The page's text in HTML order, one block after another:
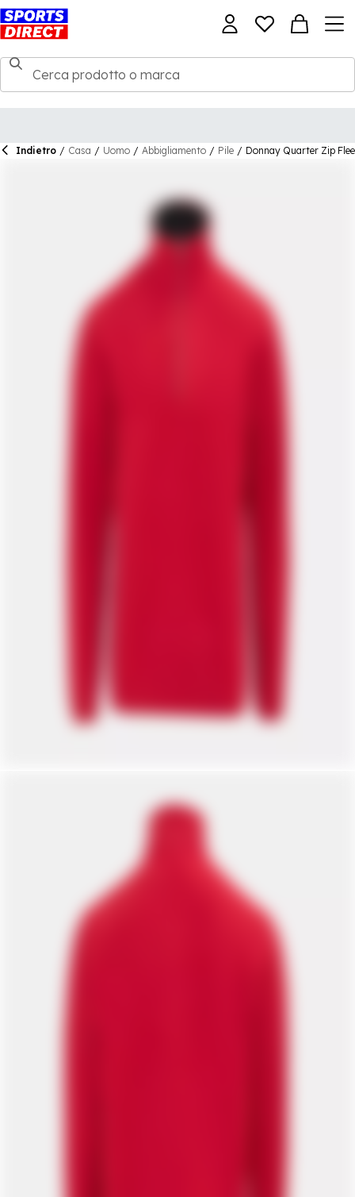
Indietro / Casa / Uomo / Abbigliamento / Pile / Donnay Quarter Zip